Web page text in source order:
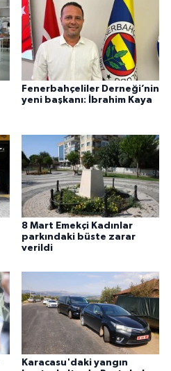
Fenerbahçeliler Derneği’nin
yeni başkanı: İbrahim Kaya
8 Mart Emekçi Kadınlar
parkındaki büste zarar
verildi
Karacasu'daki yangın